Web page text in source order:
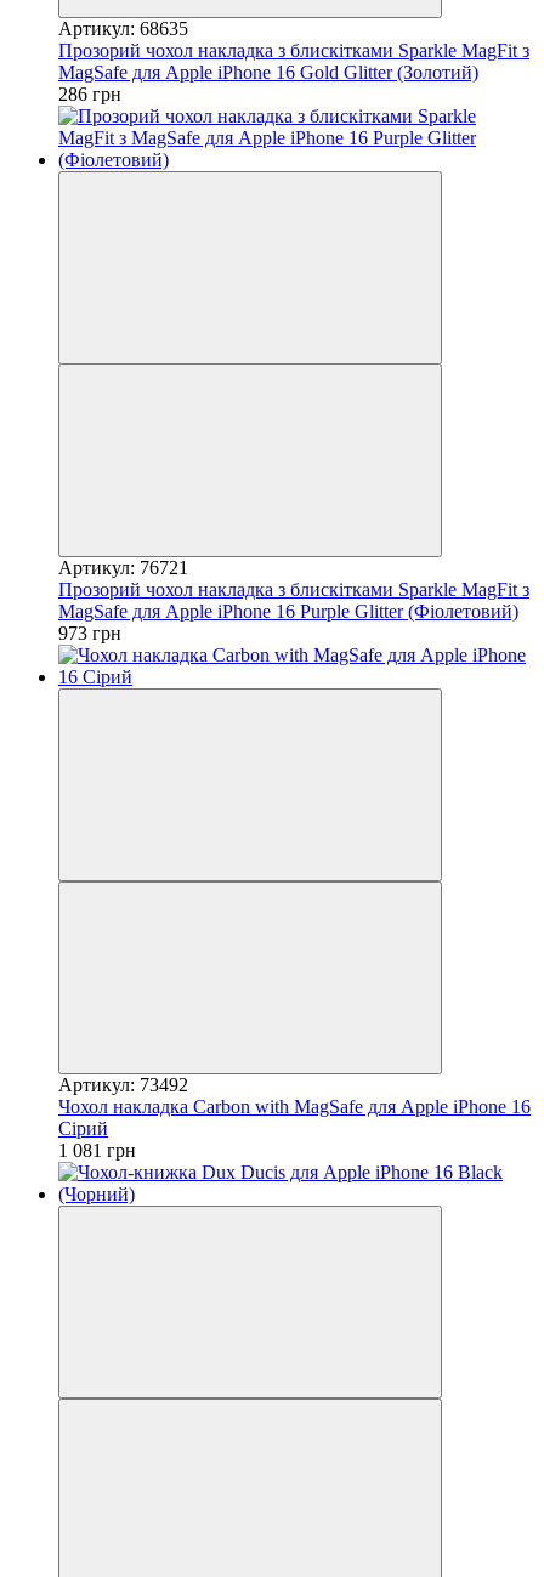
Артикул: 68635
Прозорий чохол накладка з блискітками Sparkle MagFit з
MagSafe для Apple iPhone 16 Gold Glitter (Золотий)
286 грн
Артикул: 76721
Прозорий чохол накладка з блискітками Sparkle MagFit з
MagSafe для Apple iPhone 16 Purple Glitter (Фіолетовий)
973 грн
Артикул: 73492
Чохол накладка Carbon with MagSafe для Apple iPhone 16
Сірий
1 081 грн